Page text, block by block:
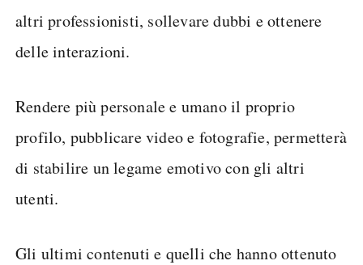
altri professionisti, sollevare dubbi e ottenere
delle interazioni.
Rendere più personale e umano il proprio
profilo, pubblicare video e fotografie, permetterà
di stabilire un legame emotivo con gli altri
utenti.
Gli ultimi contenuti e quelli che hanno ottenuto